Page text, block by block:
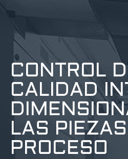
CONTROL
CALIDAD
LAS
PROCESO